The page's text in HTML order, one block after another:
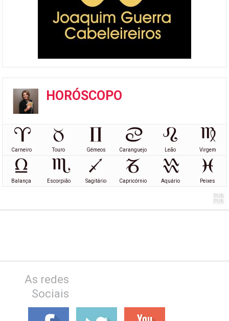
HORÓSCOPO
Carneiro Touro Gémeos Caranguejo Leão Virgem
Balança Escorpião Sagitário Capricórnio Aquário Peixes
As redes
Sociais